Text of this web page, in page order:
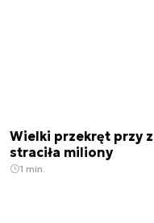
Wielki przekręt przy
straciła miliony
1 min.